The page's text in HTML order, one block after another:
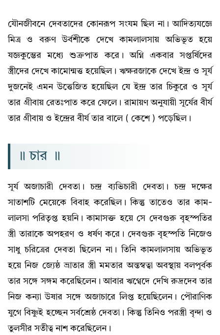
যৌনজীবনে দেবতাদের কোনরূপ সংযম ছিল না। আদিত্যযজ্ঞে
মিত্র ও বরুণ উর্বশীকে দেখে কামলালসায় অভিভূত হয়ে
যজ্ঞকুম্ভের মধ্যে শুক্রপাত করে। অগ্নি একবার সপ্তর্ষিদের
স্ত্রীদের দেখে কামোন্মত্ত হয়েছিল। ঋক্ষরজাকে দেখে ইন্দ্র ও সূর্য
দুজনেই এমন উত্তেজিত হয়েছিল যে ইন্দ্র তার চিকুরে ও সূর্য
তার গ্রীবায় রেতঃপাত করে ফেলে। রামায়ণ অনুযায়ী সূর্যের বীর্য
তার গ্রীবায় ও ইন্দ্রের বীর্য তার বালে ( কেশে ) পড়েছিল।
॥ চার ॥
সূর্য অজাচারী দেবতা। চন্দ্র ব্যভিচারী দেবতা। চন্দ্র দক্ষের
সাতাশটি মেয়েকে বিবাহ করেছিল। কিন্তু তাতেও তার কাম-
লালসা পরিতৃপ্ত হয়নি। কামাসক্ত হয়ে সে দেবগুরু বৃহস্পতির
স্ত্রী তারাকে অপহরণ ও ধর্ষণ করে। দেবগুরু বৃহস্পতি নিজেও
সাধু চরিত্রের দেবতা ছিলেন না। তিনি কামলালসায় অভিভূত
হয়ে নিজ জ্যেষ্ঠ ভ্রাতার স্ত্রী মমতার অন্তস্বত্বা অবস্থায় বলপূর্বক
তার সঙ্গে সঙ্গম করেছিলেন। আবার ঋগ্বেদে দেখি রুদ্রদেব তার
নিজ কন্যা উষার সঙ্গে অজাচারে লিপ্ত হয়েছিলেন। পৌরাণিক
যুগে বিষ্ণুই হচ্ছেন সর্বশ্রেষ্ঠ দেবতা। কিন্তু তিনিও পরস্ত্রী বৃন্দা ও
তুলসীর সতীত্ব নাশ করেছিলেন।